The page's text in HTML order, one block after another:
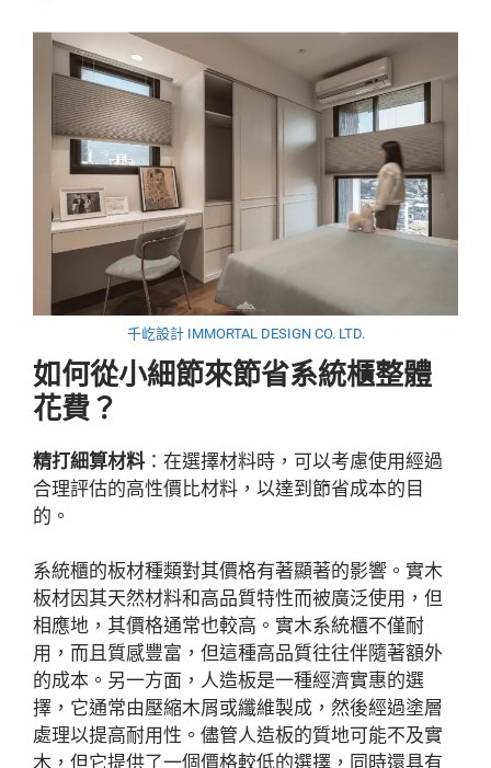
千屹設計 IMMORTAL DESIGN CO. LTD.
如何從小細節來節省系統櫃整體
花費？
精打細算材料 ：在選擇材料時，可以考慮使用經過
合理評估的高性價比材料，以達到節省成本的目
的。
系統櫃的板材種類對其價格有著顯著的影響。實木
板材因其天然材料和高品質特性而被廣泛使用，但
相應地，其價格通常也較高。實木系統櫃不僅耐
用，而且質感豐富，但這種高品質往往伴隨著額外
的成本。另一方面，人造板是一種經濟實惠的選
擇，它通常由壓縮木屑或纖維製成，然後經過塗層
處理以提高耐用性。儘管人造板的質地可能不及實
木，但它提供了一個價格較低的選擇，同時還具有